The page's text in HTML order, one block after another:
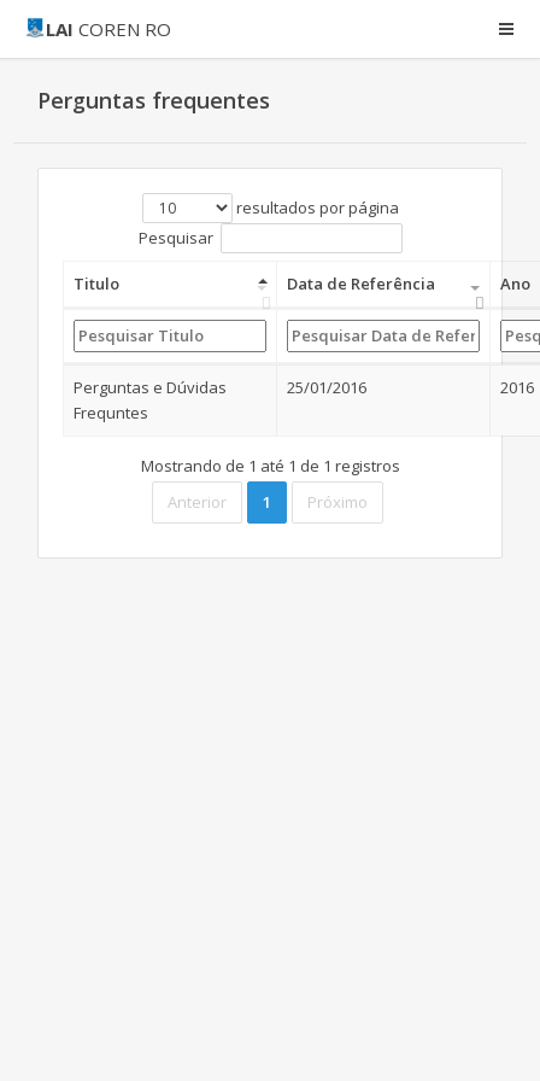
LAI COREN RO
Perguntas frequentes
resultados por página
Pesquisar
Titulo Data de Referência Ano
Perguntas e Dúvidas
Frequntes
25/01/2016 2016
Mostrando de 1 até 1 de 1 registros
Anterior
1 Próximo